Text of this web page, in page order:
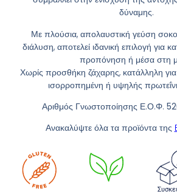
δύναμης.
Με πλούσια, απολαυστική γεύση
διάλυση, αποτελεί ιδανική επιλογή για
προπόνηση ή μέσα στη
Χωρίς προσθήκη ζάχαρης, κατάλληλη
ισορροπημένη ή υψηλής
Αριθμός Γνωστοποίησης Ε.Ο.Φ.
Ανακαλύψτε όλα τα προϊόντα της